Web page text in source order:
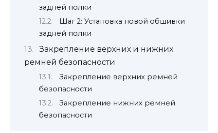
задней полки
Шаг 2: Установка новой обшивки
задней полки
Закрепление верхних и нижних
ремней безопасности
Закрепление верхних ремней
безопасности
Закрепление нижних ремней
безопасности